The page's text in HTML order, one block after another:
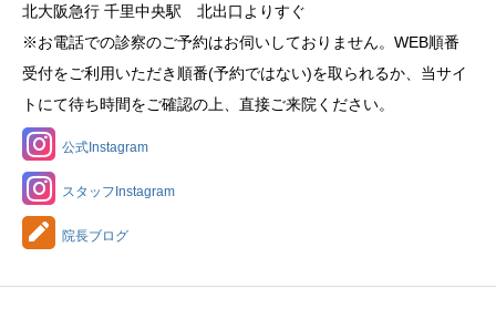
北大阪急行 千里中央駅 北出口よりすぐ
※お電話での診察のご予約はお伺いしておりません。WEB順番
受付をご利用いただき順番(予約ではない)を取られるか、当サイ
トにて待ち時間をご確認の上、直接ご来院ください。
公式Instagram
スタッフInstagram
院長ブログ